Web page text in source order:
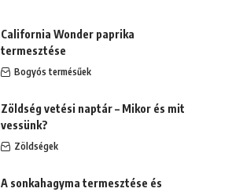
California Wonder paprika
termesztése
Bogyós termésűek
Zöldség vetési naptár – Mikor és mit
vessünk?
Zöldségek
A sonkahagyma termesztése és